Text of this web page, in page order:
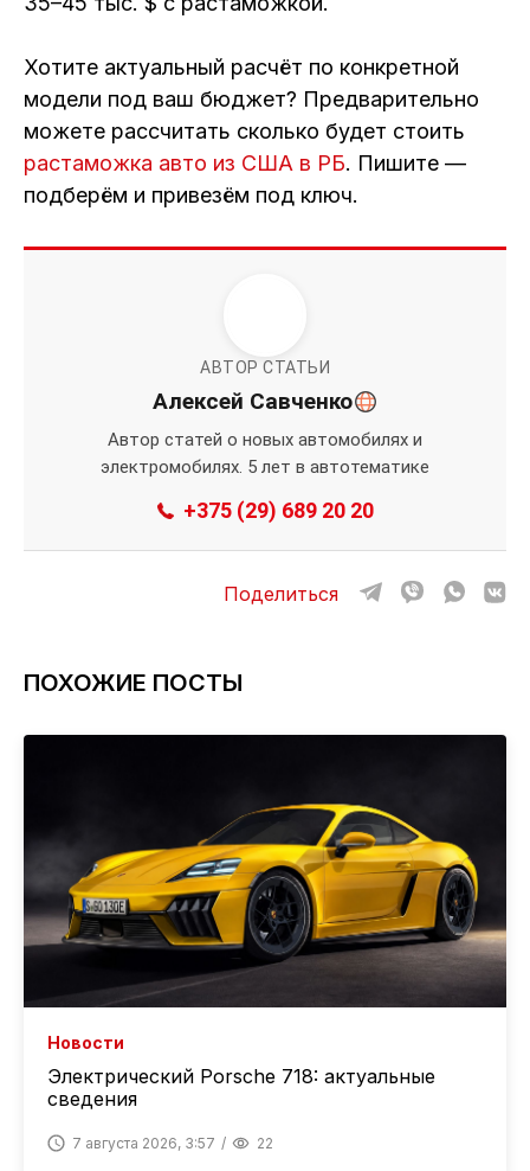
Хотите актуальный расчёт по конкретной
модели под ваш бюджет? Предварительно
можете рассчитать сколько будет стоить
растаможка авто из США в РБ. Пишите —
подберём и привезём под ключ.
АВТОР СТАТЬИ
Алексей Савченко
Автор статей о новых автомобилях и
электромобилях. 5 лет в автотематике
+375 (29) 689 20 20
Поделиться
ПОХОЖИЕ ПОСТЫ
Новости
Электрический Porsche 718: актуальные
сведения
7 августа 2026, 3:57 22